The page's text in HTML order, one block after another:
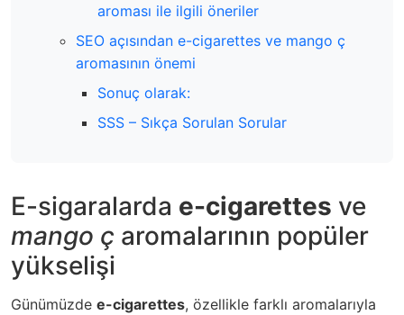
aroması ile ilgili öneriler
SEO açısından e-cigarettes ve mango ç
aromasının önemi
Sonuç olarak:
SSS – Sıkça Sorulan Sorular
E-sigaralarda e-cigarettes ve
mango ç aromalarının popüler
yükselişi
Günümüzde e-cigarettes, özellikle farklı aromalarıyla